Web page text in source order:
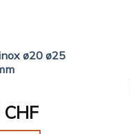
ø20 ø25